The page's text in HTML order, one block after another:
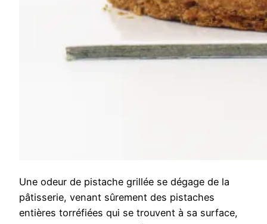
Une odeur de pistache grillée se dégage de la
pâtisserie, venant sûrement des pistaches
entières torréfiées qui se trouvent à sa surface,